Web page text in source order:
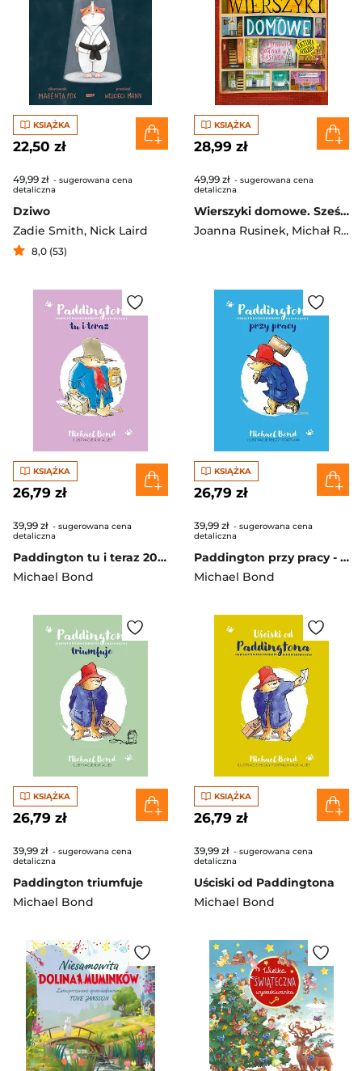
KSIĄŻKA
22,50 zł
49,99 zł - sugerowana cena
detaliczna
Dziwo
Zadie Smith, Nick Laird
8,0 (53)
KSIĄŻKA
28,99 zł
49,99 zł - sugerowana cena
detaliczna
Wierszyki domowe. Sześć i pół tuzinka wierszyków Rusinka [2025]
Joanna Rusinek, Michał Rusinek
KSIĄŻKA
26,79 zł
39,99 zł - sugerowana cena
detaliczna
Paddington tu i teraz 2023
Michael Bond
KSIĄŻKA
26,79 zł
39,99 zł - sugerowana cena
detaliczna
Paddington przy pracy - wznowienie 2022
Michael Bond
KSIĄŻKA
26,79 zł
39,99 zł - sugerowana cena
detaliczna
Paddington triumfuje
Michael Bond
KSIĄŻKA
26,79 zł
39,99 zł - sugerowana cena
detaliczna
Uściski od Paddingtona
Michael Bond